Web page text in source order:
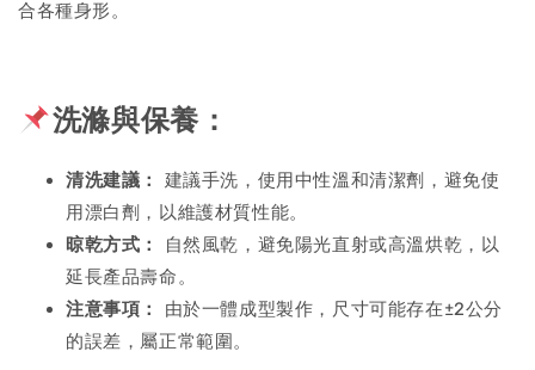
合各種身形。
洗滌與保養：
清洗建議：
建議手洗，使用中性溫和清潔劑，避免使
用漂白劑，以維護材質性能。
晾乾方式：
自然風乾，避免陽光直射或高溫烘乾，以
延長產品壽命。
注意事項：
由於一體成型製作，尺寸可能存在±2公分
的誤差，屬正常範圍。